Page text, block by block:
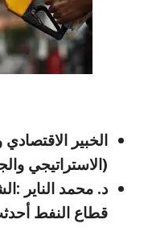
الخبير
(الاستراتيجي
د. محمد الناير
قطاع النفط